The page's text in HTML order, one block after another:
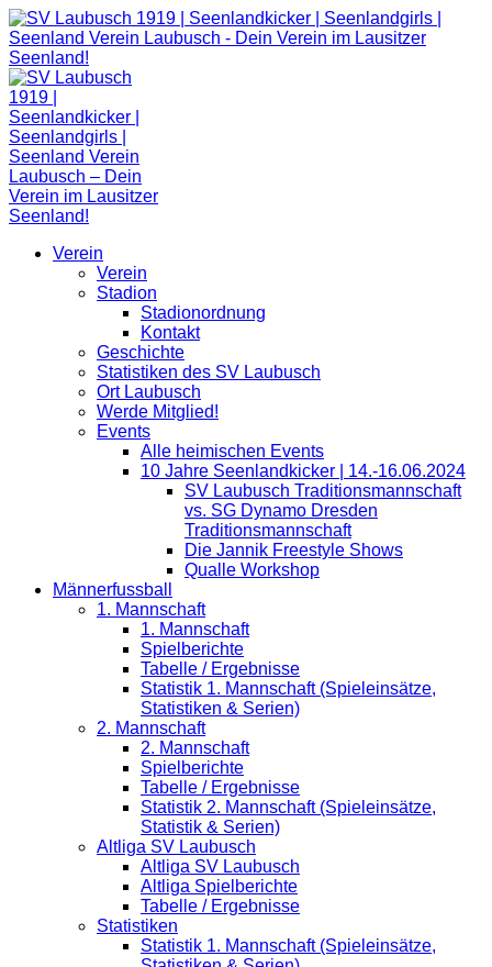
Zum
Inhalt
springen
Verein
Verein
Stadion
Stadionordnung
Kontakt
Geschichte
Statistiken des SV Laubusch
Ort Laubusch
Werde Mitglied!
Events
Alle heimischen Events
10 Jahre Seenlandkicker | 14.-16.06.2024
SV Laubusch Traditionsmannschaft
vs. SG Dynamo Dresden
Traditionsmannschaft
Die Jannik Freestyle Shows
Qualle Workshop
Männerfussball
1. Mannschaft
1. Mannschaft
Spielberichte
Tabelle / Ergebnisse
Statistik 1. Mannschaft (Spieleinsätze,
Statistiken & Serien)
2. Mannschaft
2. Mannschaft
Spielberichte
Tabelle / Ergebnisse
Statistik 2. Mannschaft (Spieleinsätze,
Statistik & Serien)
Altliga SV Laubusch
Altliga SV Laubusch
Altliga Spielberichte
Tabelle / Ergebnisse
Statistiken
Statistik 1. Mannschaft (Spieleinsätze,